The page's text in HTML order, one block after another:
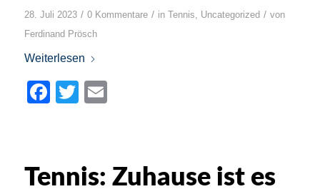
28. Juli 2023 / 0 Kommentare / in Tennis, Uncategorized / von
Ferdinand Prösch
Weiterlesen
Facebook
Twitter
Tennis: Zuhause ist es